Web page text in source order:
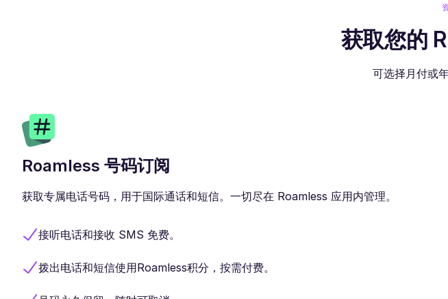
获取您的
可选择月付或
Roamless 号码订阅
获取专属电话号码，用于国际通话和短信。一切尽在 Roamless 应用内管理。
接听电话和接收 SMS 免费。
拨出电话和短信使用Roamless积分，按需付费。